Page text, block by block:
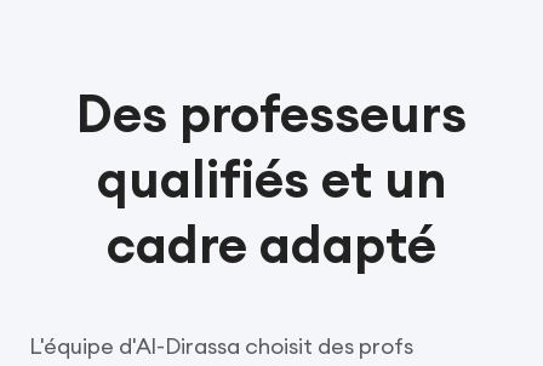
Des professeurs
qualifiés et un
cadre adapté
L'équipe d'Al-Dirassa choisit des profs